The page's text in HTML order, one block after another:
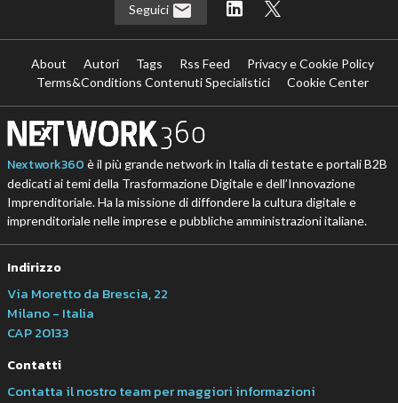
Seguici
About Autori Tags Rss Feed
Privacy e Cookie Policy
Terms&Conditions Contenuti Specialistici
Cookie Center
Nextwork360 è il più grande network in Italia di testate e portali B2B
dedicati ai temi della Trasformazione Digitale e dell’Innovazione
Imprenditoriale. Ha la missione di diffondere la cultura digitale e
imprenditoriale nelle imprese e pubbliche amministrazioni italiane.
Indirizzo
Via Moretto da Brescia, 22
Milano - Italia
CAP 20133
Contatti
Contatta il nostro team per maggiori informazioni